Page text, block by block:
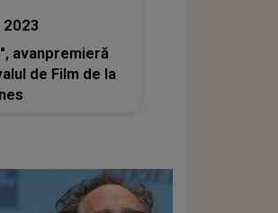
2023
avanpremieră
de Film de la